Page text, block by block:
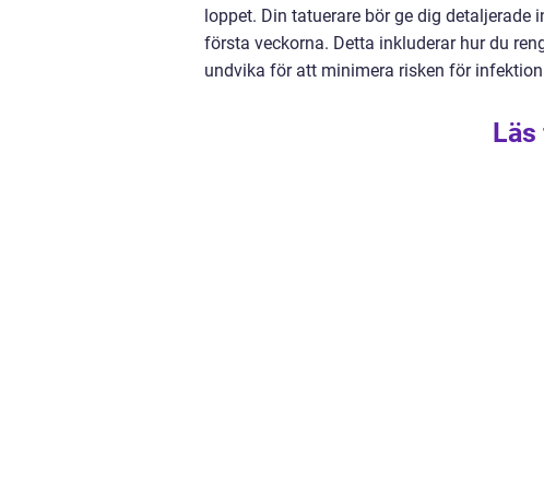
loppet. Din tatuerare bör ge dig
första veckorna. Detta inkluderar hur du
undvika för att minimera risken för